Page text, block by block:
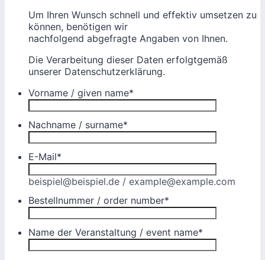
Um Ihren Wunsch schnell und effektiv umsetzen zu
können, benötigen wir
nachfolgend abgefragte Angaben von Ihnen.
Die Verarbeitung dieser Daten erfolgtgemäß
unserer Datenschutzerklärung.
Vorname / given name*
Nachname / surname*
E-Mail*
beispiel@beispiel.de / example@example.com
Bestellnummer / order number*
Name der Veranstaltung / event name*